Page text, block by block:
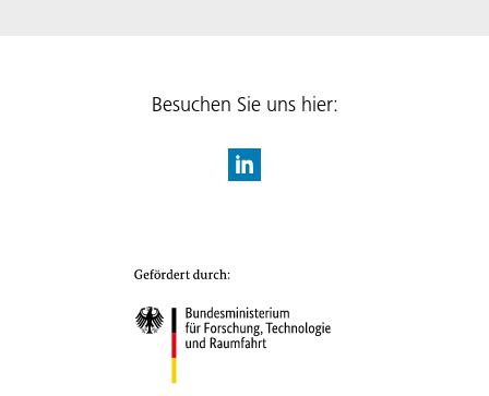
Besuchen Sie uns hier: